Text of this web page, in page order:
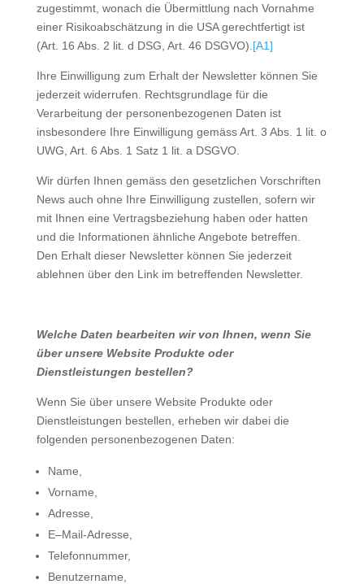
zugestimmt, wonach die Übermittlung nach Vornahme
einer Risikoabschätzung in die USA gerechtfertigt ist
(Art. 16 Abs. 2 lit. d DSG, Art. 46 DSGVO). [A1]
Ihre Einwilligung zum Erhalt der Newsletter können Sie
jederzeit widerrufen. Rechtsgrundlage für die
Verarbeitung der personenbezogenen Daten ist
insbesondere Ihre Einwilligung gemäss Art. 3 Abs. 1 lit. o
UWG, Art. 6 Abs. 1 Satz 1 lit. a DSGVO.
Wir dürfen Ihnen gemäss den gesetzlichen Vorschriften
News auch ohne Ihre Einwilligung zustellen, sofern wir
mit Ihnen eine Vertragsbeziehung haben oder hatten
und die Informationen ähnliche Angebote betreffen.
Den Erhalt dieser Newsletter können Sie jederzeit
ablehnen über den Link im betreffenden Newsletter.
Welche Daten bearbeiten wir von Ihnen, wenn Sie
über unsere Website Produkte oder
Dienstleistungen bestellen?
Wenn Sie über unsere Website Produkte oder
Dienstleistungen bestellen, erheben wir dabei die
folgenden personenbezogenen Daten:
Name,
Vorname,
Adresse,
E–Mail-Adresse,
Telefonnummer,
Benutzername,